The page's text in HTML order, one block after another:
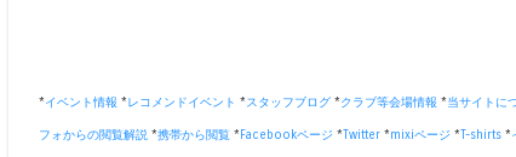
*イベント情報 * レコメンドイベント *スタッフブログ *クラブ等会場情報 *当サイトに
フォからの閲覧解説 *携帯から閲覧 * Facebookページ * Twitter *mixiページ * T-shirts *